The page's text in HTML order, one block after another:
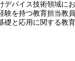
バイス技術領域にお
験を持つ教育担当教
と応用に関する教育